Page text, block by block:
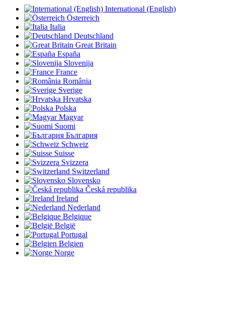
International (English)
Österreich
Italia
Deutschland
Great Britain
España
Slovenija
France
România
Sverige
Hrvatska
Polska
Magyar
Suomi
България
Schweiz
Suisse
Svizzera
Switzerland
Slovensko
Česká republika
Ireland
Nederland
Belgique
België
Portugal
Belgien
Norge